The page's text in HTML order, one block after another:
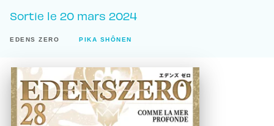
Sortie le 20 mars 2024
EDENS ZERO PIKA SHÔNEN